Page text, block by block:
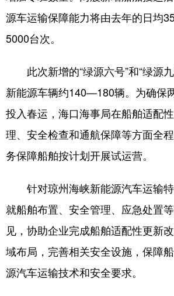
源车运输保障能力将由去年的日均
5000台次。
此次新增的“绿源六号”和“绿源
新能源车辆约140—180辆。为确保
投入春运，海口海事局在船舶适配
理、安全检查和通航保障等方面全
务保障船舶按计划开展试运营。
针对琼州海峡新能源汽车运输特
就船舶布置、安全管理、应急处置
见，协助企业完成船舶适配性更新
域布局，完善相关安全设施，保障
源汽车运输技术和安全要求。